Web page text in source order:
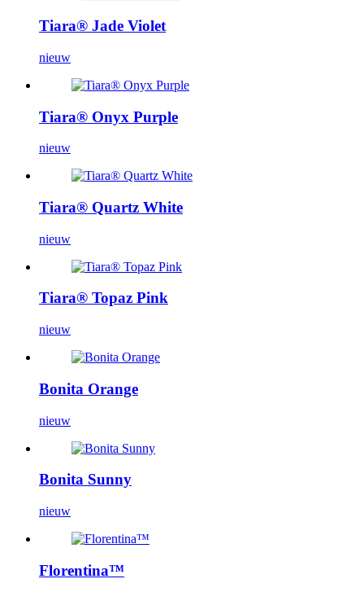
Tiara® Jade Violet
nieuw
Tiara® Onyx Purple
nieuw
Tiara® Quartz White
nieuw
Tiara® Topaz Pink
nieuw
Bonita Orange
nieuw
Bonita Sunny
nieuw
Florentina™